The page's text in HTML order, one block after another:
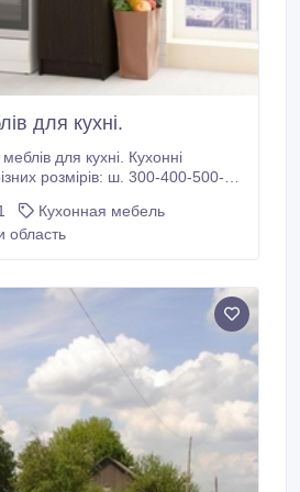
для кухні.
для кухні. Кухонні
розмірів: ш. 300-400-500-
ш. від 300 до 800; в. 582; г.
шкафчики різних
Кухонная мебель
область